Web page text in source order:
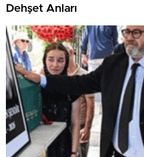
Dehşet Anları